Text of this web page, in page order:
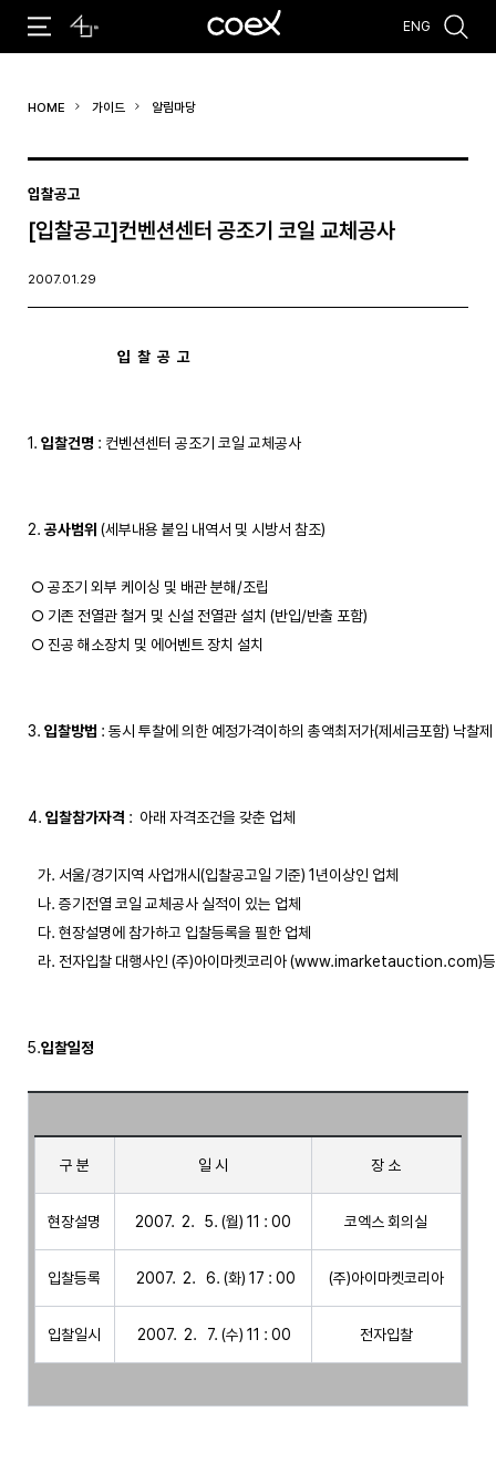
#코엑스 전시 #행사
ENG
HOME 가이드 알림마당
입찰공고
[입찰공고]컨벤션센터 공조기 코일 교체공사
2007.01.29
입  찰  공  고
1. 입찰건명 : 컨벤션센터 공조기 코일 교체공사
2. 공사범위 (세부내용 붙임 내역서 및 시방서 참조)
○ 공조기 외부 케이싱 및 배관 분해/조립
○ 기존 전열관 철거 및 신설 전열관 설치 (반입/반출 포함)
○ 진공 해소장치 및 에어벤트 장치 설치
3. 입찰방법 : 동시 투찰에 의한 예정가격이하의 총액최저가(제세금포함) 낙찰제
4. 입찰참가자격 :  아래 자격조건을 갖춘 업체
   가. 서울/경기지역 사업개시(입찰공고일 기준) 1년이상인 업체
   나. 증기전열 코일 교체공사 실적이 있는 업체
   다. 현장설명에 참가하고 입찰등록을 필한 업체
라. 전자입찰 대행사인 (주)아이마켓코리아 (www.imarketauction.com)
5.입찰일정
구 분 일 시 장 소
현장설명 2007.  2.   5. (월) 11 : 00 코엑스 회의실
입찰등록
  2007.  2.   6. (화) 17 : 00
(주)아이마켓코리아
입찰일시 2007.  2.   7. (수) 11 : 00 전자입찰